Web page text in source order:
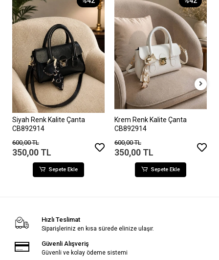
Siyah Renk Kalite Çanta
CB892914
600,00 TL
350,00 TL
Sepete Ekle
Krem Renk Kalite Çanta
CB892914
600,00 TL
350,00 TL
Sepete Ekle
Hızlı Teslimat
Siparişleriniz en kısa sürede elinize ulaşır.
Güvenli Alışveriş
Güvenli ve kolay ödeme sistemi